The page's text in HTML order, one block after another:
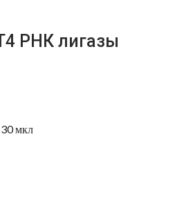
РНК лигазы
мкл